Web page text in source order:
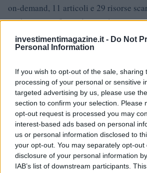
investimentimagazine.it - Do Not
Personal Information
If you wish to opt-out of the sale, sharing
processing of your personal or sensitive
targeted advertising by us, please use
section to confirm your selection. Please
opt-out request is processed you may
interest-based ads based on personal
us or personal information disclosed to
your opt-out. You may separately opt-
disclosure of your personal information
IAB’s list of downstream participants.
on-demand, 11 articoli e 29 risorse
anche un certificato di completamento
raggiungerai il traguardo.
2. Gestire i tuoi investimenti
LinkedIn Learning
A chi èrivolto: principianti
Prezzo:incluso con l’abbonamento
In poco meno di un’ora e mezza, la